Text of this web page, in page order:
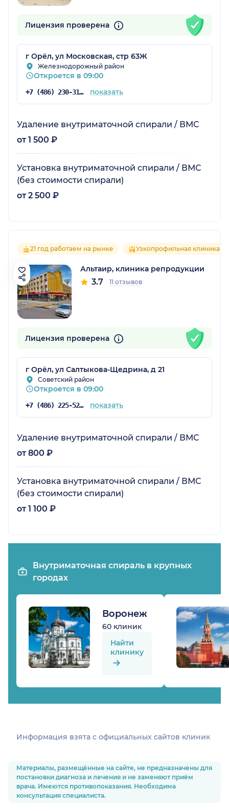
Лицензия проверена
г Орёл, ул Московская, стр 63Ж
Железнодорожный район
Откроется в 09:00
+7 (486) 230-31-52 показать
Удаление внутриматочной спирали / ВМС
от 1 500 ₽
Установка внутриматочной спирали / ВМС
(без стоимости спирали)
от 2 500 ₽
21 год работаем на рынке Узкопрофильная клиника
Альтаир, клиника репродукции
3.7 11 отзывов
Лицензия проверена
г Орёл, ул Салтыкова-Щедрина, д 21
Советский район
Откроется в 09:00
+7 (486) 225-52-58 показать
Удаление внутриматочной спирали / ВМС
от 800 ₽
Установка внутриматочной спирали / ВМС
(без стоимости спирали)
от 1 100 ₽
Внутриматочная спираль в крупных
городах
Воронеж
60 клиник
Найти
клинику
Информация взята c официальных сайтов клиник
Материалы, размещённые на сайте, не предназначены для
постановки диагноза и лечения и не заменяют приём
врача. Имеются противопоказания. Необходима
консультация специалиста.